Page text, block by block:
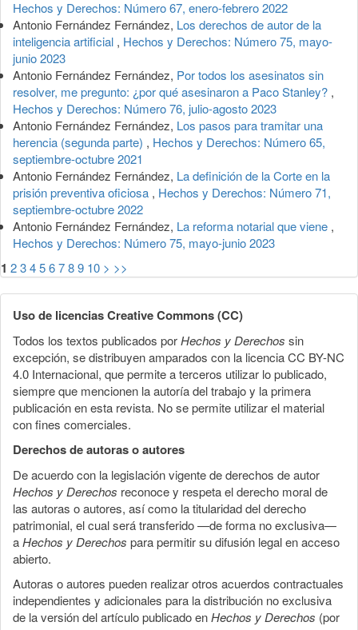
Hechos y Derechos: Número 67, enero-febrero 2022
Antonio Fernández Fernández, Los derechos de autor de la
inteligencia artificial , Hechos y Derechos: Número 75, mayo-
junio 2023
Antonio Fernández Fernández, Por todos los asesinatos sin
resolver, me pregunto: ¿por qué asesinaron a Paco Stanley? ,
Hechos y Derechos: Número 76, julio-agosto 2023
Antonio Fernández Fernández, Los pasos para tramitar una
herencia (segunda parte) , Hechos y Derechos: Número 65,
septiembre-octubre 2021
Antonio Fernández Fernández, La definición de la Corte en la
prisión preventiva oficiosa , Hechos y Derechos: Número 71,
septiembre-octubre 2022
Antonio Fernández Fernández, La reforma notarial que viene ,
Hechos y Derechos: Número 75, mayo-junio 2023
1 23456789 10 > >>
Uso de licencias Creative Commons (CC)
Todos los textos publicados porHechos y Derechos sin
excepción, se distribuyen amparados con la licencia CC BY-NC
4.0 Internacional, que permite a terceros utilizar lo publicado,
siempre que mencionen la autoría del trabajo y la primera
publicación en esta revista. No se permite utilizar el material
con fines comerciales.
Derechos de autoras o autores
De acuerdo con la legislación vigente de derechos de autor
Hechos y Derechos reconoce y respeta el derecho moral de
las autoras o autores, así como la titularidad del derecho
patrimonial, el cual será transferido —de forma no exclusiva—
aHechos y Derechos para permitir su difusión legal en acceso
abierto.
Autoras o autores pueden realizar otros acuerdos contractuales
independientes y adicionales para la distribución no exclusiva
de la versión del artículo publicado enHechos y Derechos (por